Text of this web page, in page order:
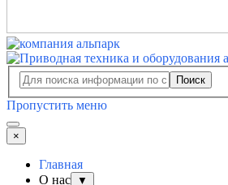
Поиск
Пропустить меню
×
Главная
О нас
▼